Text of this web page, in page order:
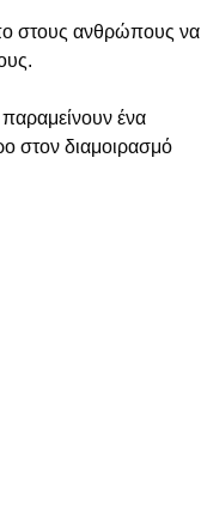
στους ανθρώπους να
παραμείνουν ένα
στον διαμοιρασμό